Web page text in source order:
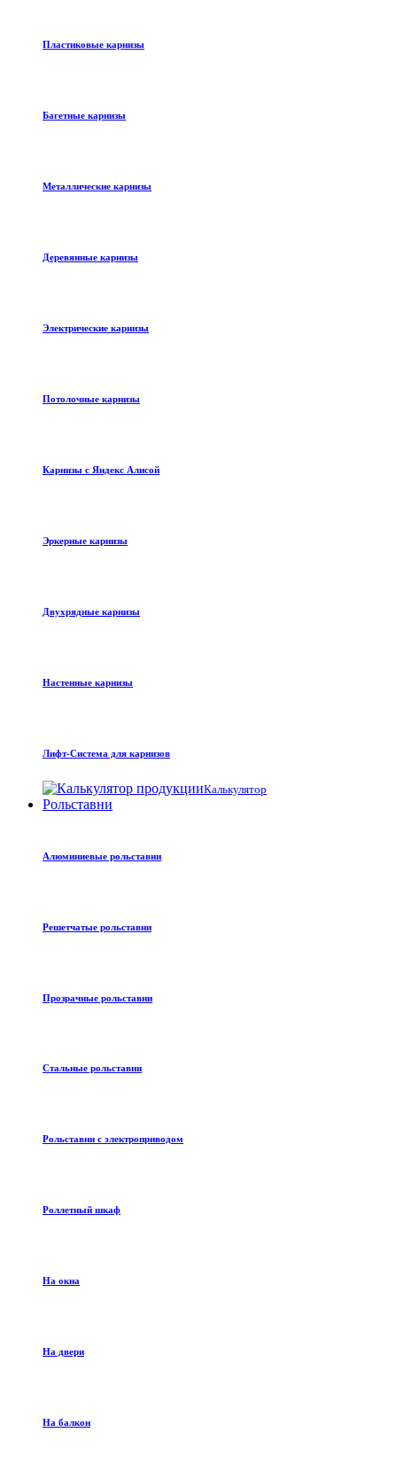
Пластиковые карнизы
Багетные карнизы
Металлические карнизы
Деревянные карнизы
Электрические карнизы
Потолочные карнизы
Карнизы с Яндекс Алисой
Эркерные карнизы
Двухрядные карнизы
Настенные карнизы
Лифт-Система для карнизов
Калькулятор
Рольставни
Алюминиевые рольставни
Решетчатые рольставни
Прозрачные рольставни
Стальные рольставни
Рольставни с электроприводом
Роллетный шкаф
На окна
На двери
На балкон